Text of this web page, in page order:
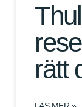
rätt